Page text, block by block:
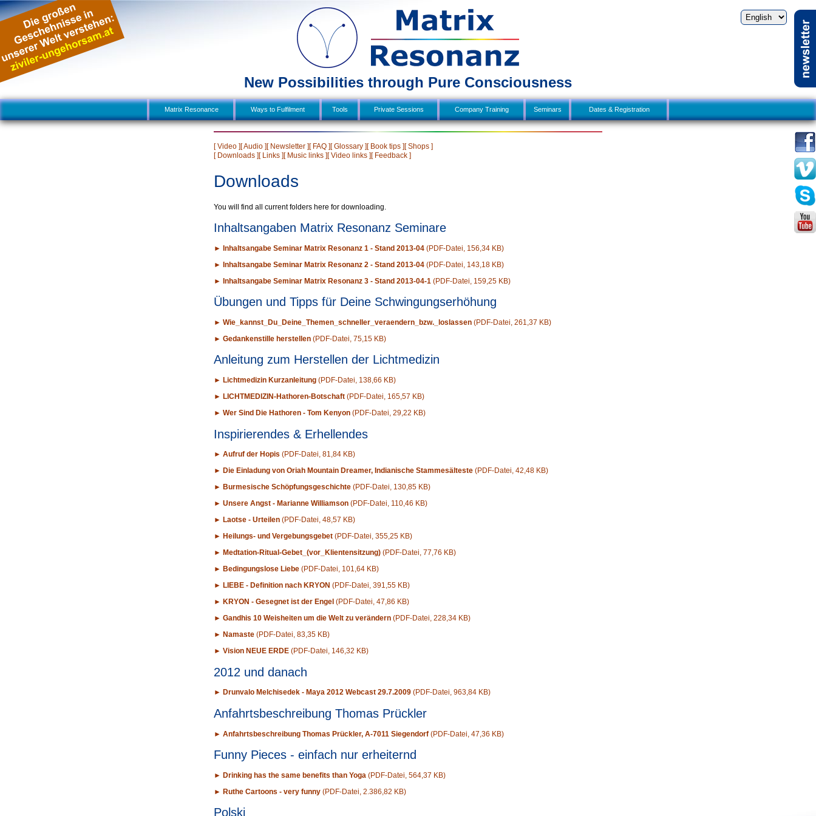
New Possibilities through Pure Consciousness
Matrix Resonance Ways to Fulfilment
  Tools
Private Sessions Company Training Seminars Dates & Registration
[ Video ][ Audio ][ Newsletter ][ FAQ ][ Glossary ][ Book tips ][ Shops ]
[ Downloads ][ Links ][ Music links ][ Video links ][ Feedback ]
Downloads
You will find all current folders here for downloading.
Inhaltsangaben Matrix Resonanz Seminare
► Inhaltsangabe Seminar Matrix Resonanz 1 - Stand 2013-04 (PDF-Datei, 156,34 KB)
► Inhaltsangabe Seminar Matrix Resonanz 2 - Stand 2013-04 (PDF-Datei, 143,18 KB)
► Inhaltsangabe Seminar Matrix Resonanz 3 - Stand 2013-04-1 (PDF-Datei, 159,25 KB)
Übungen und Tipps für Deine Schwingungserhöhung
► Wie_kannst_Du_Deine_Themen_schneller_veraendern_bzw._loslassen (PDF-Datei, 261,37 KB)
► Gedankenstille herstellen (PDF-Datei, 75,15 KB)
Anleitung zum Herstellen der Lichtmedizin
► Lichtmedizin Kurzanleitung (PDF-Datei, 138,66 KB)
► LICHTMEDIZIN-Hathoren-Botschaft (PDF-Datei, 165,57 KB)
► Wer Sind Die Hathoren - Tom Kenyon (PDF-Datei, 29,22 KB)
Inspirierendes & Erhellendes
► Aufruf der Hopis (PDF-Datei, 81,84 KB)
► Die Einladung von Oriah Mountain Dreamer, Indianische Stammesälteste (PDF-Datei, 42,48 KB)
► Burmesische Schöpfungsgeschichte (PDF-Datei, 130,85 KB)
► Unsere Angst - Marianne Williamson (PDF-Datei, 110,46 KB)
► Laotse - Urteilen (PDF-Datei, 48,57 KB)
► Heilungs- und Vergebungsgebet (PDF-Datei, 355,25 KB)
► Medtation-Ritual-Gebet_(vor_Klientensitzung) (PDF-Datei, 77,76 KB)
► Bedingungslose Liebe (PDF-Datei, 101,64 KB)
► LIEBE - Definition nach KRYON (PDF-Datei, 391,55 KB)
► KRYON - Gesegnet ist der Engel (PDF-Datei, 47,86 KB)
► Gandhis 10 Weisheiten um die Welt zu verändern (PDF-Datei, 228,34 KB)
► Namaste (PDF-Datei, 83,35 KB)
► Vision NEUE ERDE (PDF-Datei, 146,32 KB)
2012 und danach
► Drunvalo Melchisedek - Maya 2012 Webcast 29.7.2009 (PDF-Datei, 963,84 KB)
Anfahrtsbeschreibung Thomas Prückler
► Anfahrtsbeschreibung Thomas Prückler, A-7011 Siegendorf (PDF-Datei, 47,36 KB)
Funny Pieces - einfach nur erheiternd
► Drinking has the same benefits than Yoga (PDF-Datei, 564,37 KB)
► Ruthe Cartoons - very funny (PDF-Datei, 2.386,82 KB)
Polski